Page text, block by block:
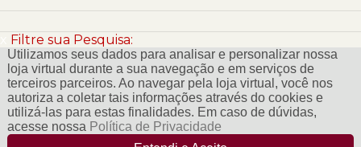
Filtre sua Pesquisa:
Utilizamos seus dados para analisar e personalizar nossa
loja virtual durante a sua navegação e em serviços de
terceiros parceiros. Ao navegar pela loja virtual, você nos
autoriza a coletar tais informações através do cookies e
utilizá-las para estas finalidades. Em caso de dúvidas,
acesse nossa Política de Privacidade